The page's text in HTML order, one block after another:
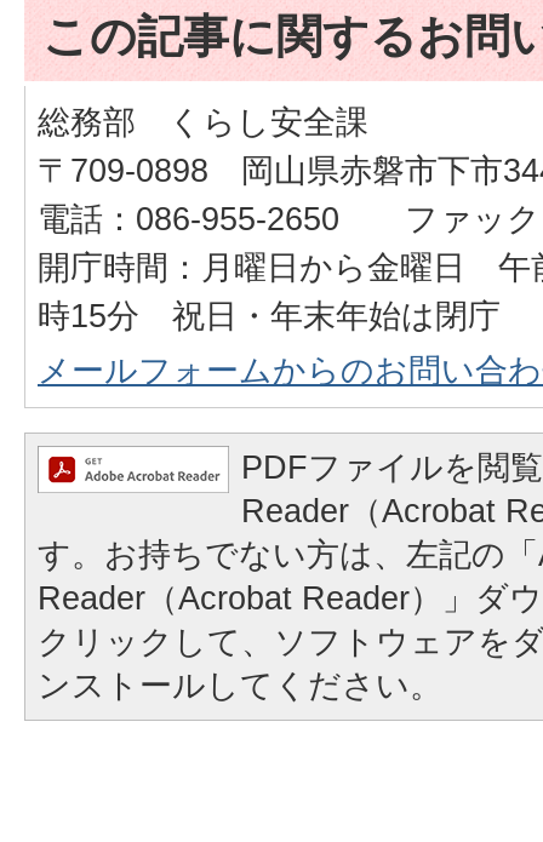
この記事に関するお問
総務部 くらし安全課
〒709-0898 岡山県赤磐市下市
電話：086-955-2650 ファック
開庁時間：月曜日から金曜日 午
時15分 祝日・年末年始は閉庁
メールフォームからのお問い合
PDFファイルを閲
Reader（Acrobat
す。お持ちでない方は、左記の
Reader（Acrobat Reader）」ダ
クリックして、ソフトウェアを
ンストールしてください。